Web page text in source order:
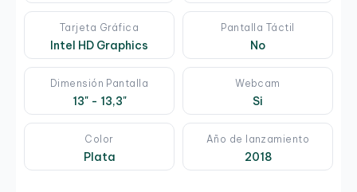
Tarjeta Gráfica
Intel HD Graphics
Pantalla Táctil
No
Dimensión Pantalla
13" - 13,3"
Webcam
Si
Color
Plata
Año de lanzamiento
2018